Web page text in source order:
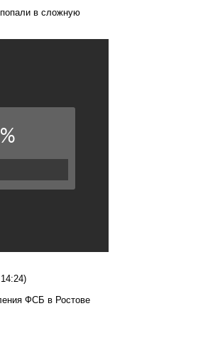
в сложную
ФСБ в Ростове